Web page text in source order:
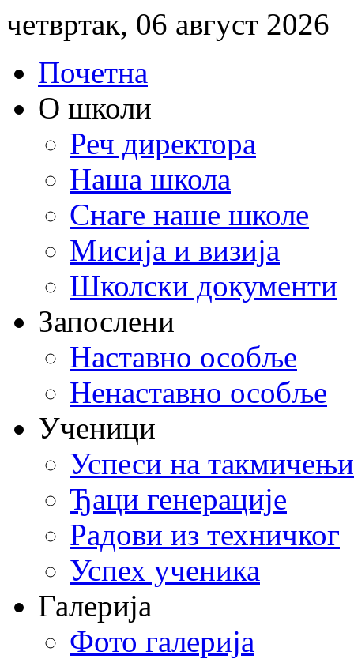
четвртак, 06 август 2026
Почетна
О школи
Реч директора
Наша школа
Снаге наше школе
Мисија и визија
Школски документи
Запослени
Наставно особље
Ненаставно особље
Ученици
Успеси на
Ђаци генерације
Радови из техничког
Успех ученика
Галерија
Фото галерија